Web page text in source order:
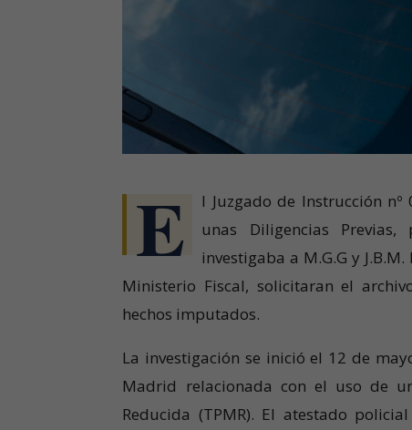
E
l Juzgado de Instrucción
unas Diligencias
investigaba a M.G.G y
Ministerio Fiscal, solicitaran el
hechos imputados.
La investigación se inició el 12 de
Madrid relacionada con el uso de
Reducida (TPMR). El atestado